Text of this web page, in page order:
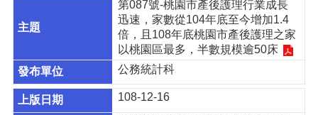
搜
訊
第087號-桃園市產後護理行業成長
迅速，家數從104年底至今增加1.4
倍，且108年底桃園市產後護理之家
以桃園區最多，半數規模逾50床
公務統計科
108-12-16